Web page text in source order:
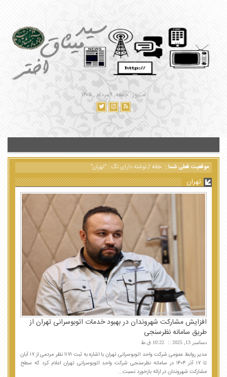
امـروز : جمعه, ۹ مرداد , ۱۴۰۵
موقعیت فعلی شما : خانه/نوشته دارای تگ : "تهران"
تهران
افزایش مشارکت شهروندان در بهبود خدمات اتوبوسرانی تهران از
طریق سامانه نظرسنجی
دسامبر 13, 2025 10:22 ق.ظ
مدیر روابط عمومی شرکت واحد اتوبوسرانی تهران با اشاره به ثبت ۱۱۷۱ نظر مردمی از ۱۷ آبان
تا ۱۷ آذر ۱۴۰۴ در سامانه نظرسنجی شرکت واحد اتوبوسرانی تهران اعلام کرد که سطح
مشارکت شهروندان در ارائه بازخورد نسبت...